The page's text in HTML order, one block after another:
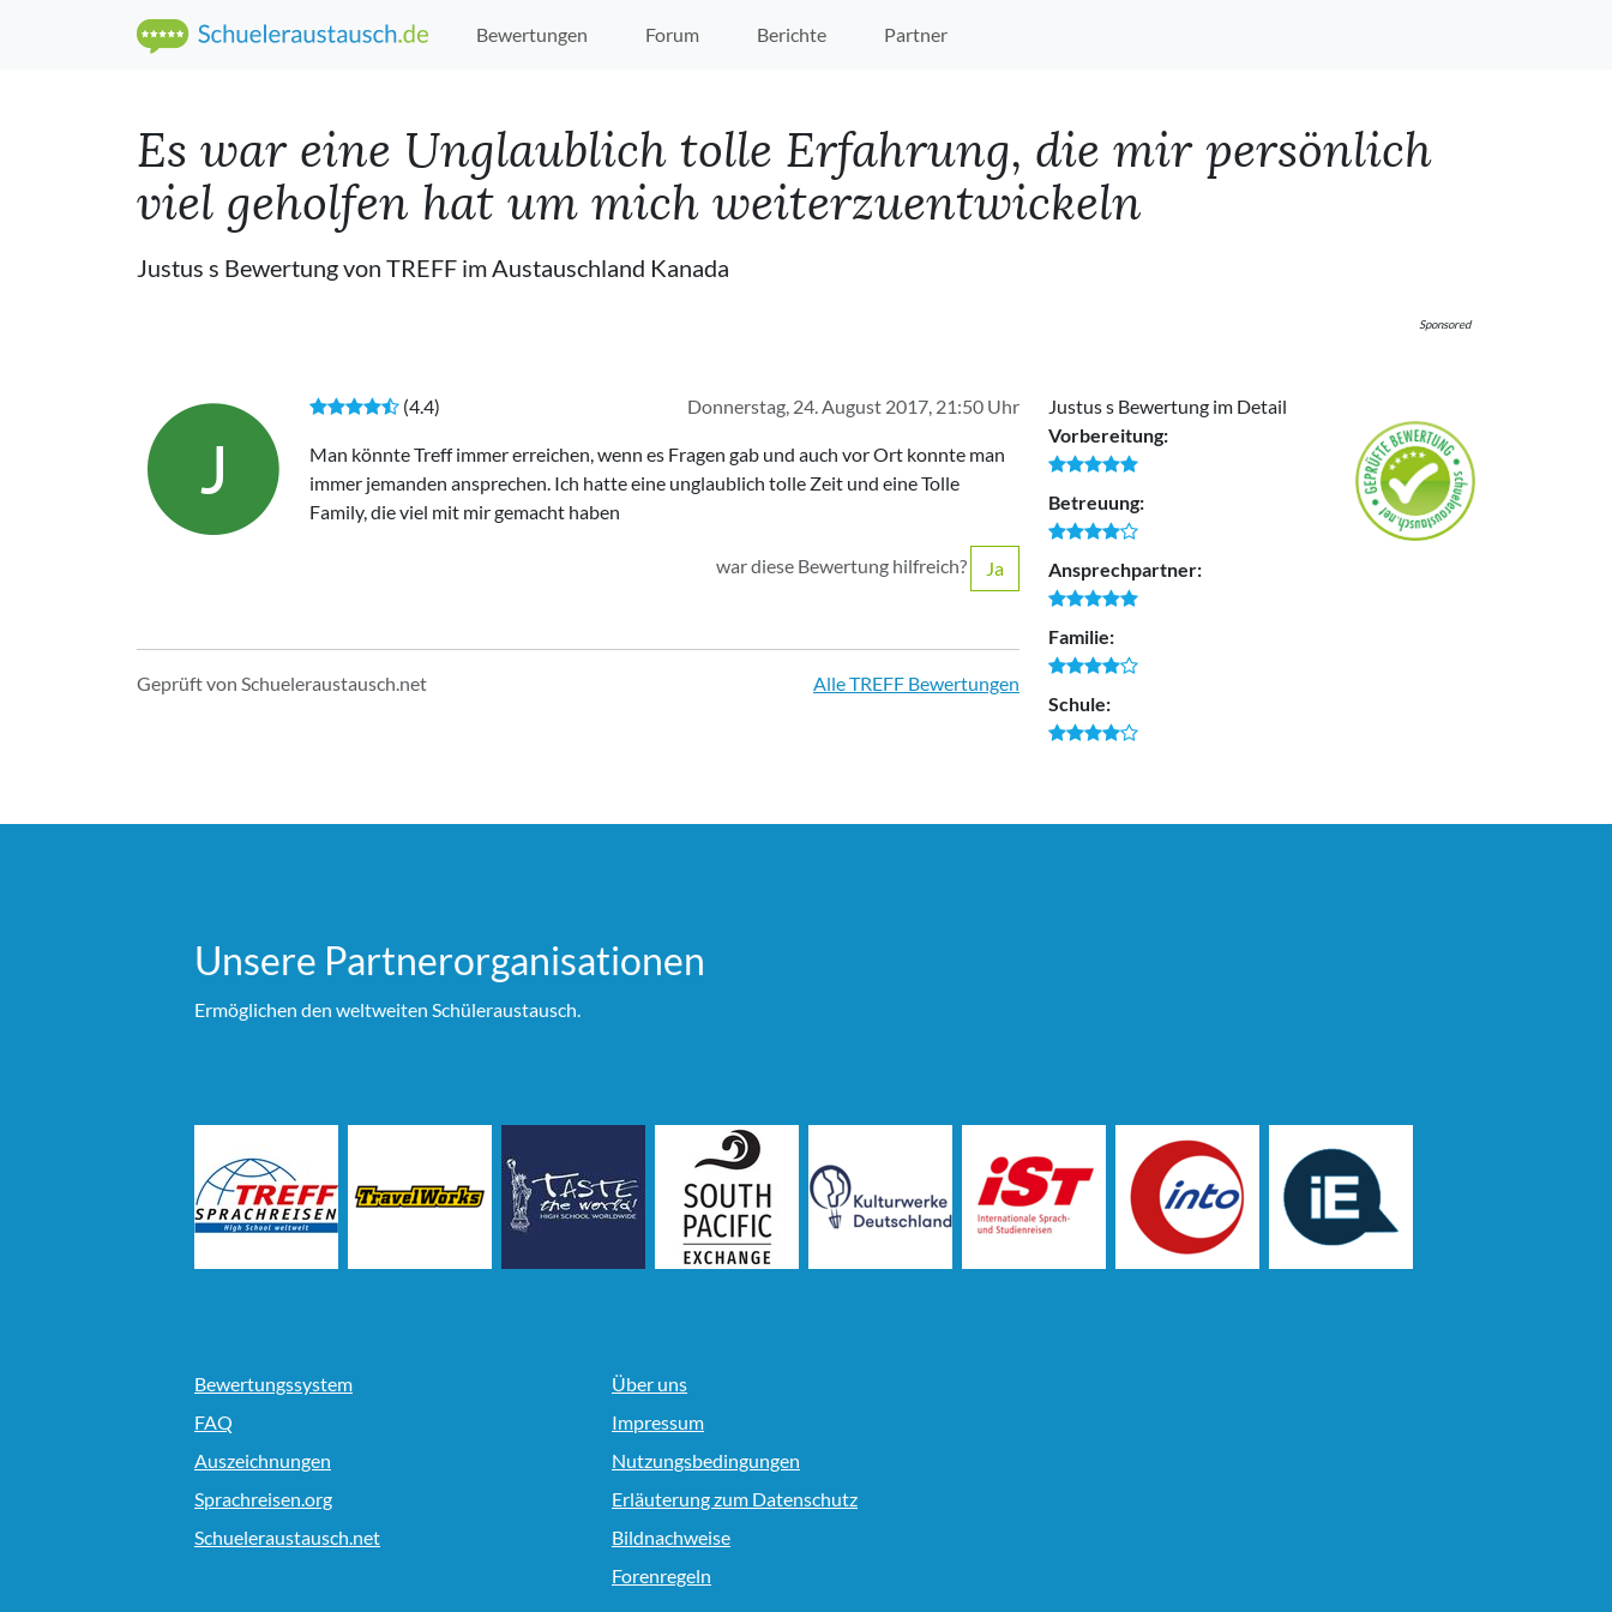
Bewertungen Forum Berichte Partner
Es war eine Unglaublich tolle Erfahrung, die mir persönlich
viel geholfen hat um mich weiterzuentwickeln
Justus s Bewertung von TREFF im Austauschland Kanada
Sponsored
J
Donnerstag, 24. August 2017, 21:50 Uhr
(4.4)
Man könnte Treff immer erreichen, wenn es Fragen gab und auch vor Ort konnte man
immer jemanden ansprechen. Ich hatte eine unglaublich tolle Zeit und eine Tolle
Family, die viel mit mir gemacht haben
war diese Bewertung hilfreich? Ja
Geprüft von Schueleraustausch.net Alle TREFF Bewertungen
Justus s Bewertung im Detail
Vorbereitung:
Betreuung:
Ansprechpartner:
Familie:
Schule:
Unsere Partner­organi­sationen
Ermöglichen den weltweiten Schüleraustausch.
Bewertungssystem
FAQ
Auszeichnungen
Sprachreisen.org
Schueleraustausch.net
Über uns
Impressum
Nutzungsbedingungen
Erläuterung zum Datenschutz
Bildnachweise
Forenregeln